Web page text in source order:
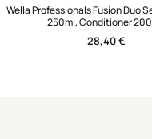
Wella Professionals Fusion Duo
250ml, Conditioner
28,40€